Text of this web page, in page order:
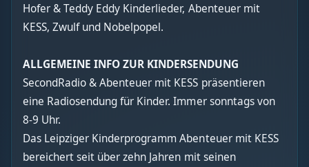
Hofer & Teddy Eddy Kinderlieder, Abenteuer mit
KESS, Zwulf und Nobelpopel.
ALLGEMEINE INFO ZUR KINDERSENDUNG
SecondRadio & Abenteuer mit KESS präsentieren
eine Radiosendung für Kinder. Immer sonntags von
8-9 Uhr.
Das Leipziger Kinderprogramm Abenteuer mit KESS
bereichert seit über zehn Jahren mit seinen